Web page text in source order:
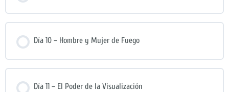
Día 10 – Hombre y Mujer de Fuego
Día 11 – El Poder de la Visualización